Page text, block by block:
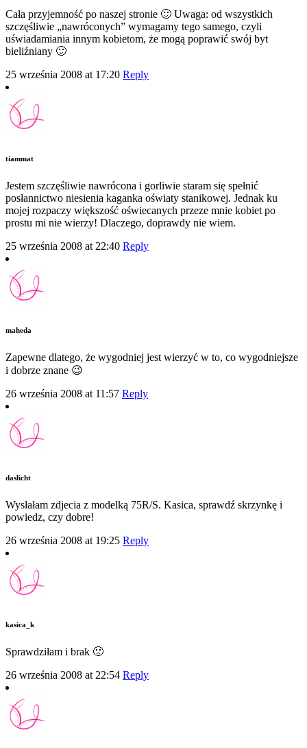
Cała przyjemność po naszej stronie 🙂 Uwaga: od wszystkich
szczęśliwie „nawróconych” wymagamy tego samego, czyli
uświadamiania innym kobietom, że mogą poprawić swój byt
bieliźniany 🙂
25 września 2008 at 17:20 Reply
tiammat
Jestem szczęśliwie nawrócona i gorliwie staram się spełnić
posłannictwo niesienia kaganka oświaty stanikowej. Jednak ku
mojej rozpaczy większość oświecanych przeze mnie kobiet po
prostu mi nie wierzy! Dlaczego, doprawdy nie wiem.
25 września 2008 at 22:40 Reply
maheda
Zapewne dlatego, że wygodniej jest wierzyć w to, co wygodniejsze
i dobrze znane 😉
26 września 2008 at 11:57 Reply
daslicht
Wysłałam zdjecia z modelką 75R/S. Kasica, sprawdź skrzynkę i
powiedz, czy dobre!
26 września 2008 at 19:25 Reply
kasica_k
Sprawdziłam i brak 🙁
26 września 2008 at 22:54 Reply